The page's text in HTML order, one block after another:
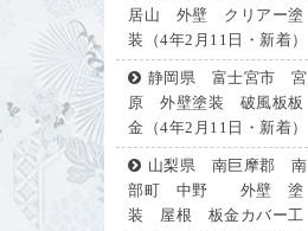
居山 外壁 クリアー塗
装（4年2月11日・新着）
静岡県 富士宮市 宮
原 外壁塗装 破風板板
金（4年2月11日・新着）
山梨県 南巨摩郡 南
部町 中野 外壁 塗
装 屋根 板金カバー工